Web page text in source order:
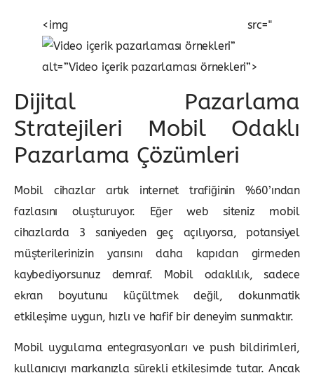
<img src="
”
alt=”Video içerik pazarlaması örnekleri”>
Dijital Pazarlama
Stratejileri Mobil Odaklı
Pazarlama Çözümleri
Mobil cihazlar artık internet trafiğinin %60’ından
fazlasını oluşturuyor. Eğer web siteniz mobil
cihazlarda 3 saniyeden geç açılıyorsa, potansiyel
müşterilerinizin yarısını daha kapıdan girmeden
kaybediyorsunuz demraf. Mobil odaklılık, sadece
ekran boyutunu küçültmek değil, dokunmatik
etkileşime uygun, hızlı ve hafif bir deneyim sunmaktır.
Mobil uygulama entegrasyonları ve push bildirimleri,
kullanıcıyı markanızla sürekli etkileşimde tutar. Ancak